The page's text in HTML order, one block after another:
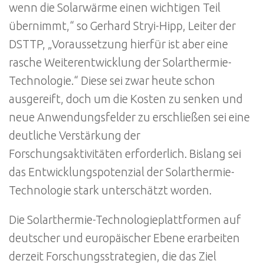
wenn die Solarwärme einen wichtigen Teil
übernimmt,“ so Gerhard Stryi-Hipp, Leiter der
DSTTP, „Voraussetzung hierfür ist aber eine
rasche Weiterentwicklung der Solarthermie-
Technologie.“ Diese sei zwar heute schon
ausgereift, doch um die Kosten zu senken und
neue Anwendungsfelder zu erschließen sei eine
deutliche Verstärkung der
Forschungsaktivitäten erforderlich. Bislang sei
das Entwicklungspotenzial der Solarthermie-
Technologie stark unterschätzt worden.
Die Solarthermie-Technologieplattformen auf
deutscher und europäischer Ebene erarbeiten
derzeit Forschungsstrategien, die das Ziel